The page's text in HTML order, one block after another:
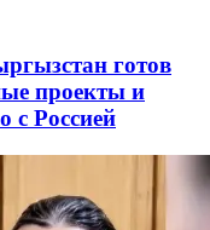
готов
проекты и
с Россией